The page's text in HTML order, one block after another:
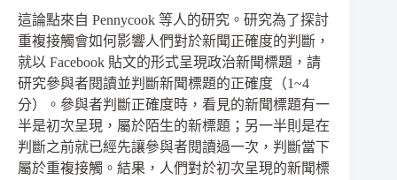
這論點來自 Pennycook 等人的研究。研究為了探討
重複接觸會如何影響人們對於新聞正確度的判斷，
就以 Facebook 貼文的形式呈現政治新聞標題，請
研究參與者閱讀並判斷新聞標題的正確度（1~4
分）。參與者判斷正確度時，看見的新聞標題有一
半是初次呈現，屬於陌生的新標題；另一半則是在
判斷之前就已經先讓參與者閱讀過一次，判斷當下
屬於重複接觸。結果，人們對於初次呈現的新聞標